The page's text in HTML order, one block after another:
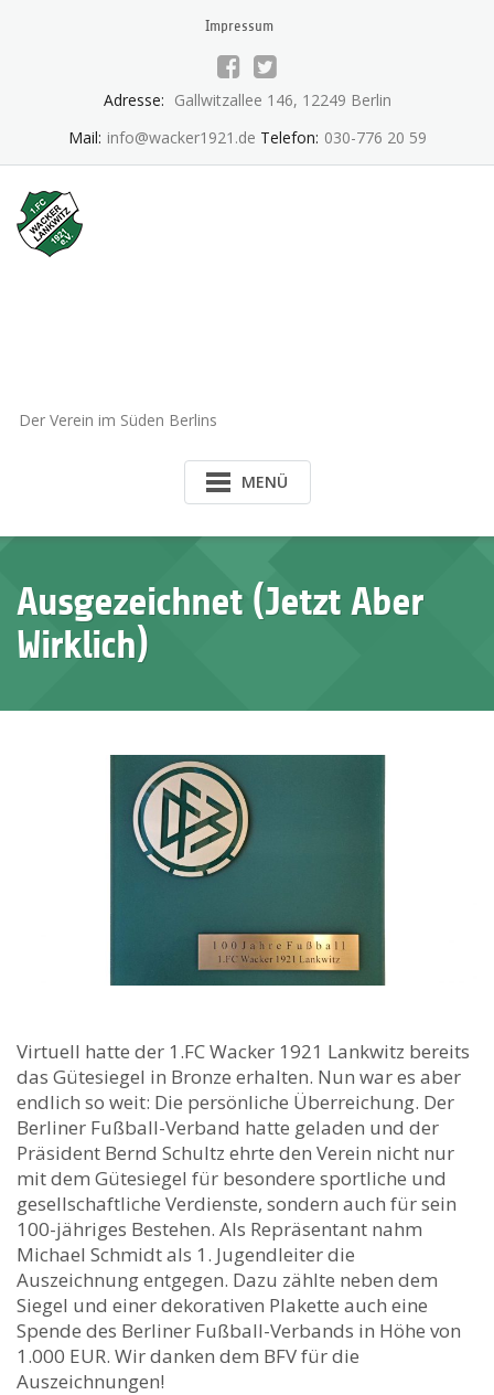
Impressum
Adresse: Gallwitzallee 146, 12249 Berlin
Mail: info@wacker1921.de Telefon: 030-776 20 59
Der Verein im Süden Berlins
MENÜ
Ausgezeichnet (jetzt Aber
Wirklich)
Virtuell hatte der 1.FC Wacker 1921 Lankwitz bereits
das Gütesiegel in Bronze erhalten. Nun war es aber
endlich so weit: Die persönliche Überreichung. Der
Berliner Fußball-Verband hatte geladen und der
Präsident Bernd Schultz ehrte den Verein nicht nur
mit dem Gütesiegel für besondere sportliche und
gesellschaftliche Verdienste, sondern auch für sein
100-jähriges Bestehen. Als Repräsentant nahm
Michael Schmidt als 1. Jugendleiter die
Auszeichnung entgegen. Dazu zählte neben dem
Siegel und einer dekorativen Plakette auch eine
Spende des Berliner Fußball-Verbands in Höhe von
1.000 EUR. Wir danken dem BFV für die
Auszeichnungen!